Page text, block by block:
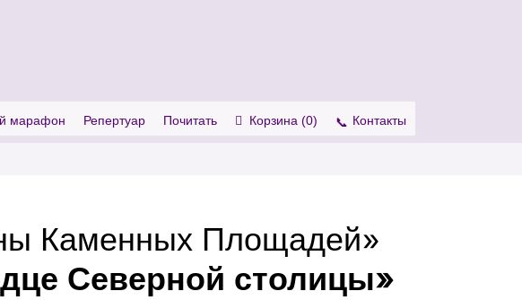
марафон Репертуар Почитать Корзина (0) Контакты
Каменных Площадей»
Северной столицы»